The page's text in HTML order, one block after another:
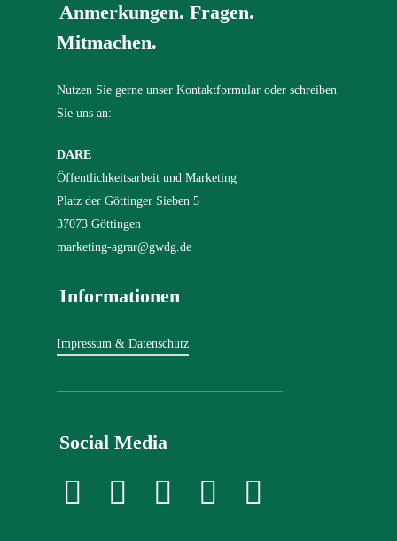
Anmerkungen. Fragen.
Mitmachen.
Nutzen Sie gerne unser Kontaktformular oder schreiben
Sie uns an:
DARE
Öffentlichkeitsarbeit und Marketing
Platz der Göttinger Sieben 5
37073 Göttingen
marketing-agrar@gwdg.de
Informationen
Impressum & Datenschutz
Social Media